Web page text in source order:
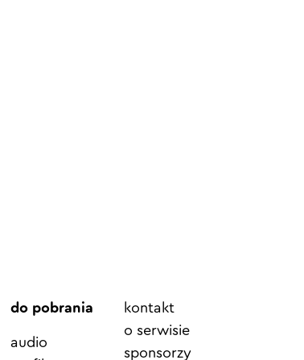
do pobrania
audio
Element
menu
kontakt
o serwisie
sponsorzy